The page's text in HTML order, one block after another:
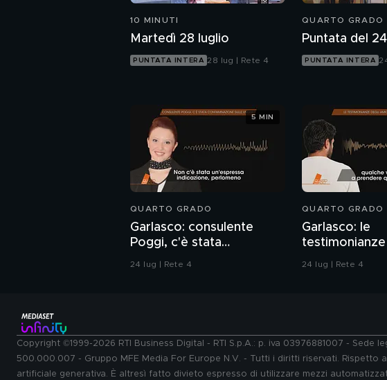
10 MINUTI
Martedì 28 luglio
PUNTATA INTERA 28 lug | Rete 4
QUARTO GRADO
Puntata del
PUNTATA INTERA
QUARTO GRADO
Garlasco: consulente
Poggi, c'è stata
contaminazione sulle
24 lug | Rete 4
5 MIN
QUARTO GRADO
Garlasco: le
di Marco Poggi
24 lug | Rete 4
Copyright ©1999-2026 RTI Business Digital - RTI S.p.A.: p. iva 03976881007 -
500.000.007 - Gruppo MFE Media For Europe N.V. - Tutti i diritti riservati.
artificiale generativa. È altresì fatto divieto espresso di utilizzare mezzi